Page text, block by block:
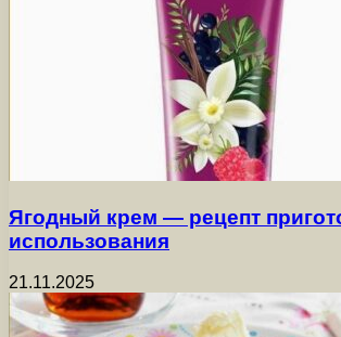
Ягодный крем — рецепт
использования
21.11.2025